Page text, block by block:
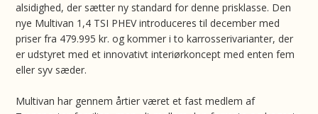
alsidighed, der sætter ny standard for denne prisklasse. Den
nye Multivan 1,4 TSI PHEV introduceres til december med
priser fra 479.995 kr. og kommer i to karrosserivarianter, der
er udstyret med et innovativt interiørkoncept med enten fem
eller syv sæder.
Multivan har gennem årtier været et fast medlem af